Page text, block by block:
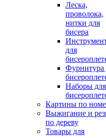
Леска,
проволока,
нитки для
бисера
для
Фурнитура
Наборы для
Картины по
Выжигание и
по дереву
Товары для